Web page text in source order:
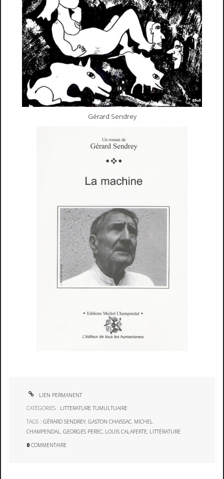
Gérard Sendrey
LIEN PERMANENT
CATÉGORIES : LITTERATURE TUMULTUAIRE
TAGS :GÉRARD SENDREY,GASTON CHAISSAC, MICHEL
CHAMPENDAL,GEORGES PEREC, LOUIS CALAFERTE, LITTÉRATURE
0 COMMENTAIRE